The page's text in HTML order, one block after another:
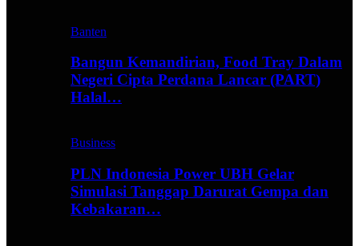
Banten
Bangun Kemandirian, Food Tray Dalam
Negeri Cipta Perdana Lancar (PART)
Halal…
Business
PLN Indonesia Power UBH Gelar
Simulasi Tanggap Darurat Gempa dan
Kebakaran…